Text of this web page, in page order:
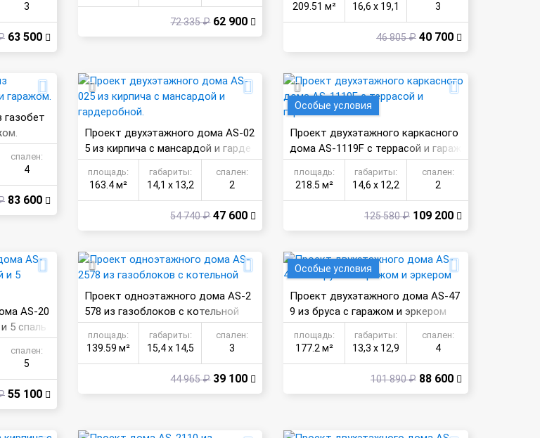
3
63 500
72 335 ₽ 62 900
209.51 м² 16,6 х 19,1 3
46 805 ₽ 40 700
газобет
спален:
4
83 600
Проект двухэтажного дома AS-02
5 из кирпича с мансардой и гарде
робной.
площадь:
163.4 м²
габариты:
14,1 х 13,2
спален:
2
54 740 ₽ 47 600
Особые условия
Проект двухэтажного каркасного
дома AS-1119F с террасой и гараж
ом
площадь:
218.5 м²
габариты:
14,6 х 12,2
спален:
2
125 580 ₽ 109 200
AS-20
5 спаль
спален:
5
55 100
Проект одноэтажного дома AS-2
578 из газоблоков с котельной
площадь:
139.59 м²
габариты:
15,4 х 14,5
спален:
3
44 965 ₽ 39 100
Особые условия
Проект двухэтажного дома AS-47
9 из бруса с гаражом и эркером
площадь:
177.2 м²
габариты:
13,3 х 12,9
спален:
4
101 890 ₽ 88 600